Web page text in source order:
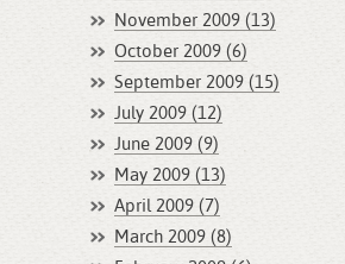
November 2009 (13)
October 2009 (6)
September 2009 (15)
July 2009 (12)
June 2009 (9)
May 2009 (13)
April 2009 (7)
March 2009 (8)